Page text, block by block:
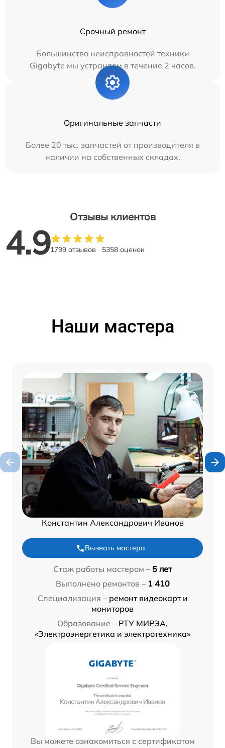
Срочный ремонт
Большинство неисправностей техники
Gigabyte мы устраняем в течение 2 часов.
Оригинальные запчасти
Более 20 тыс. запчастей от производителя в
наличии на собственных складах.
Отзывы клиентов
4.91799 отзывов 5358 оценок
Наши мастера
Константин Александрович Иванов
Вызвать мастера
Стаж работы мастером – 5 лет
Выполнено ремонтов – 1 410
Специализация – ремонт видеокарт и
мониторов
Образование – РТУ МИРЭА,
«Электроэнергетика и электротехника»
Вы можете ознакомиться с сертификатом